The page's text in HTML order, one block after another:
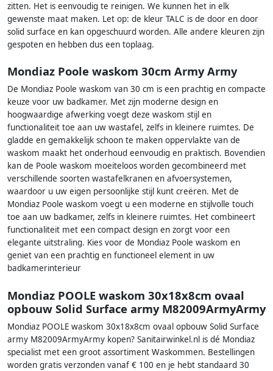
zitten. Het is eenvoudig te reinigen. We kunnen het in elk
gewenste maat maken. Let op: de kleur TALC is de door en door
solid surface en kan opgeschuurd worden. Alle andere kleuren zijn
gespoten en hebben dus een toplaag.
Mondiaz Poole waskom 30cm Army Army
De Mondiaz Poole waskom van 30 cm is een prachtig en compacte
keuze voor uw badkamer. Met zijn moderne design en
hoogwaardige afwerking voegt deze waskom stijl en
functionaliteit toe aan uw wastafel, zelfs in kleinere ruimtes. De
gladde en gemakkelijk schoon te maken oppervlakte van de
waskom maakt het onderhoud eenvoudig en praktisch. Bovendien
kan de Poole waskom moeiteloos worden gecombineerd met
verschillende soorten wastafelkranen en afvoersystemen,
waardoor u uw eigen persoonlijke stijl kunt creëren. Met de
Mondiaz Poole waskom voegt u een moderne en stijlvolle touch
toe aan uw badkamer, zelfs in kleinere ruimtes. Het combineert
functionaliteit met een compact design en zorgt voor een
elegante uitstraling. Kies voor de Mondiaz Poole waskom en
geniet van een prachtig en functioneel element in uw
badkamerinterieur
Mondiaz POOLE waskom 30x18x8cm ovaal
opbouw Solid Surface army M82009ArmyArmy
Mondiaz POOLE waskom 30x18x8cm ovaal opbouw Solid Surface
army M82009ArmyArmy kopen? Sanitairwinkel.nl is dé Mondiaz
specialist met een groot assortiment Waskommen. Bestellingen
worden gratis verzonden vanaf € 100 en je hebt standaard 30